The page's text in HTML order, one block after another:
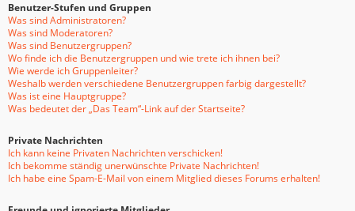
Benutzer-Stufen und Gruppen
Was sind Administratoren?
Was sind Moderatoren?
Was sind Benutzergruppen?
Wo finde ich die Benutzergruppen und wie trete ich ihnen bei?
Wie werde ich Gruppenleiter?
Weshalb werden verschiedene Benutzergruppen farbig dargestellt?
Was ist eine Hauptgruppe?
Was bedeutet der „Das Team“-Link auf der Startseite?
Private Nachrichten
Ich kann keine Privaten Nachrichten verschicken!
Ich bekomme ständig unerwünschte Private Nachrichten!
Ich habe eine Spam-E-Mail von einem Mitglied dieses Forums erhalten!